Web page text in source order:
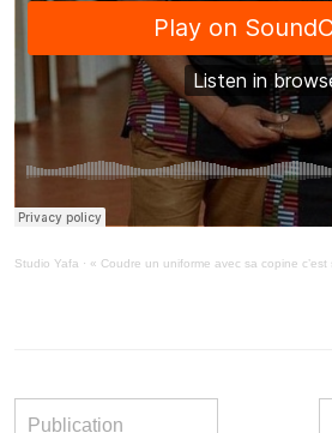
Studio Yafa · « Coudre un uniforme avec sa copine c’est se
Publication